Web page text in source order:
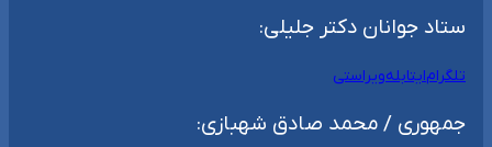
ستاد جوانان دکتر جلیلی:
تلگرامایتابلهویراستی
جمهوری / محمد صادق شهبازی: